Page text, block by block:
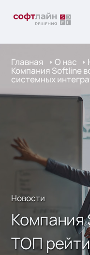
Главная О нас
Компания Softline
системных
Новости
Компания
ТОП